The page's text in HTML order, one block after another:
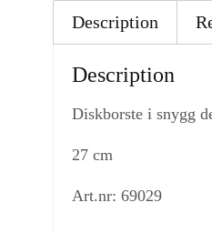
Description
Description
Diskborste i snygg
27 cm
Art.nr: 69029